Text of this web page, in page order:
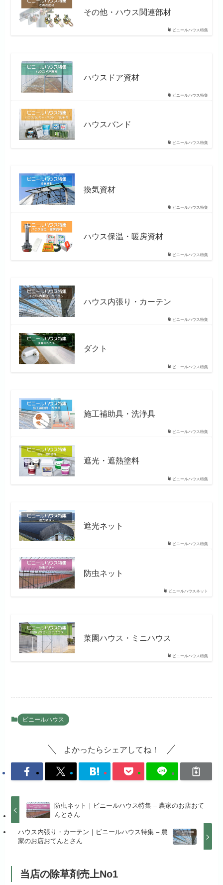
ビニールハウス特集
その他・ハウス関連部材
ビニールハウス特集
ハウスドア資材
ビニールハウス特集
ハウスバンド
ビニールハウス特集
換気資材
ビニールハウス特集
ハウス保温・暖房資材
ビニールハウス特集
ハウス内張り・カーテン
ビニールハウス特集
ダクト
ビニールハウス特集
施工補助具・洗浄具
ビニールハウス特集
遮光・遮熱塗料
ビニールハウス特集
遮光ネット
ビニールハウスネット
防虫ネット
ビニールハウス特集
菜園ハウス・ミニハウス
ビニールハウス
よかったらシェアしてね！
防虫ネット｜ビニールハウス特集 – 農家のお店おて
んとさん
ハウス内張り・カーテン｜ビニールハウス特集 – 農
家のお店おてんとさん
当店の除草剤売上No1